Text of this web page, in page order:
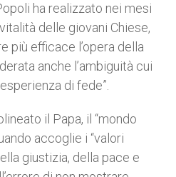
ha realizzato nei mesi
delle giovani Chiese,
più efficace l’opera della
anche l’ambiguità cui
di fede”.
il Papa, il “mondo
accoglie i “valori
giustizia, della pace e